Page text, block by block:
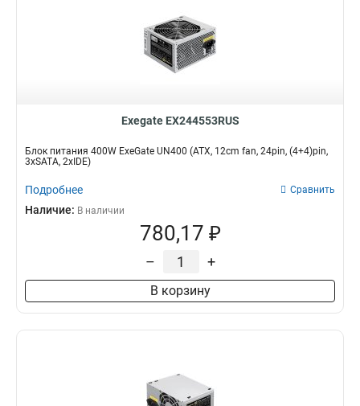
Exegate EX244553RUS
Блок питания 400W ExeGate UN400 (ATX, 12cm fan, 24pin, (4+4)pin,
3xSATA, 2xIDE)
Подробнее Сравнить
Наличие: В наличии
780,17 ₽
– +
В корзину